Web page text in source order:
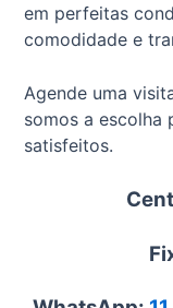
em perfeitas
comodidade e
Agende uma
somos a escolha
satisfeitos.